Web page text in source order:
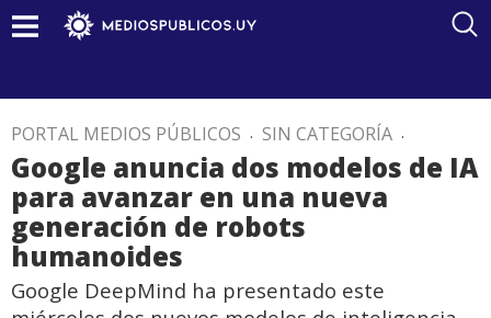
PORTAL MEDIOS PÚBLICOS . SIN CATEGORÍA .
Google anuncia dos modelos de IA
para avanzar en una nueva
generación de robots
humanoides
Google DeepMind ha presentado este